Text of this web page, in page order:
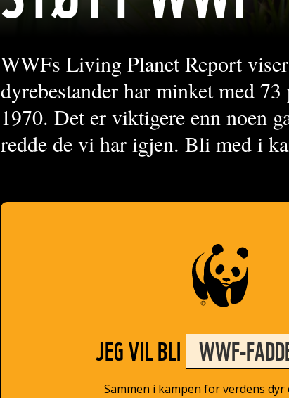
WWFs Living Planet Report
dyrebestander har minket med
1970. Det er viktigere enn noen
redde de vi har igjen. Bli med i
JEG VIL BLI
Sammen i kampen for verdens dyr